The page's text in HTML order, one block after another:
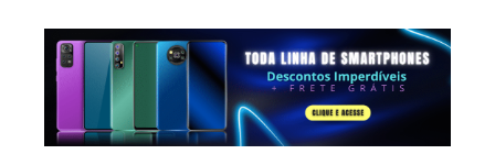
Pular para o conteúdo